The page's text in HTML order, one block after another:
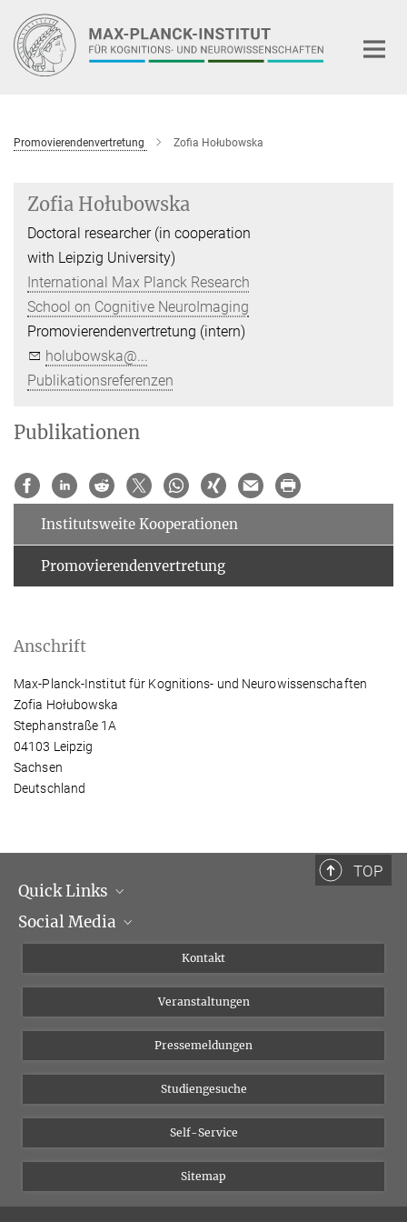
Hauptinhalt
Promovierendenvertretung Zofia Hołubowska
Zofia Hołubowska
Doctoral researcher (in cooperation
with Leipzig University)
International Max Planck Research
School on Cognitive NeuroImaging
Promovierendenvertretung (intern)
holubowska@...
Publikationsreferenzen
Publikationen
Institutsweite Kooperationen
Promovierendenvertretung
Anschrift
Max-Planck-Institut für Kognitions- und Neurowissenschaften
Zofia Hołubowska
Stephanstraße 1A
04103 Leipzig
Sachsen
Deutschland
TOP
Quick Links
Institutsleitung
Social Media
YouTube
Kontakt
Veranstaltungen
Pressemeldungen
Studiengesuche
Self-Service
Sitemap